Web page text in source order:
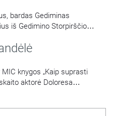
bardas Gediminas
iš Gedimino Storpirščio
knygos „Kaip suprasti
aktorė Doloresa